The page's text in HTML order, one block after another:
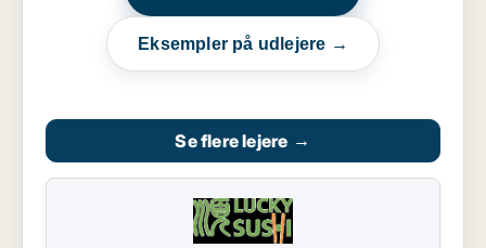
Eksempler på udlejere →
Se flere lejere →